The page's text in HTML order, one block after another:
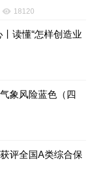
美食、文创、非
。游客可品尝本
距离观看黎锦、
温度。
18120
读懂“怎样创造业
象风险蓝色（四
评全国A类综合保